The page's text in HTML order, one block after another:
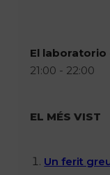
El laboratorio
21:00 - 22:00
EL MÉS VIST
Un ferit